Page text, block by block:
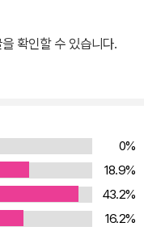
확인할 수 있습니다.
0%
18.9%
43.2%
16.2%